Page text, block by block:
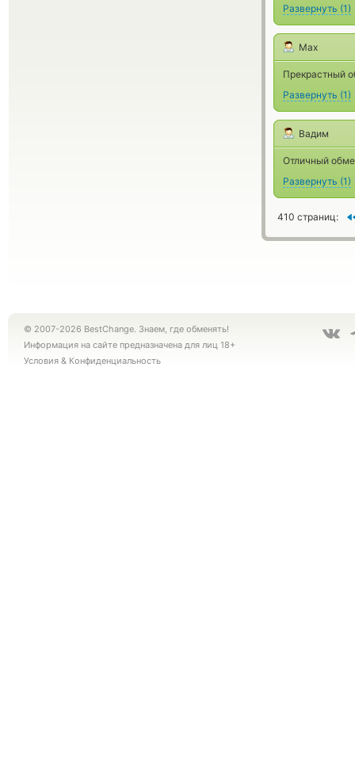
Развернуть (1)
Max
Прекрастный
Развернуть (1)
Вадим
Отличный
Развернуть (1)
410 страниц:
© 2007-2026 BestChange. Знаем, где обменять!
Информация на сайте предназначена для лиц 18+
Условия & Конфиденциальность